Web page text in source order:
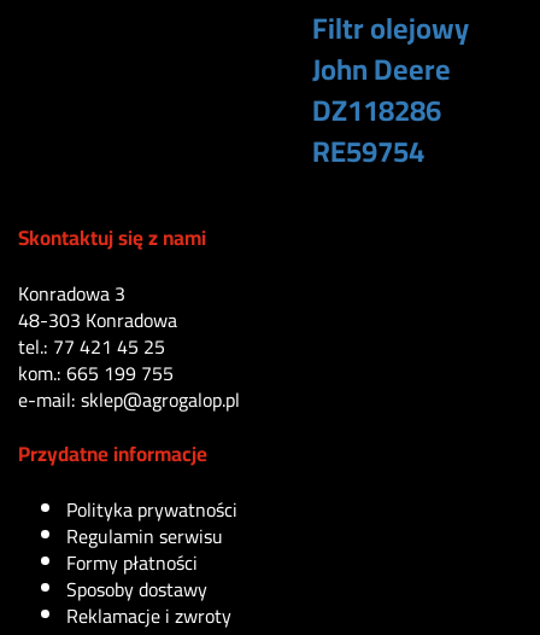
Filtr olejowy
John Deere
DZ118286
RE59754
Skontaktuj się z nami
Konradowa 3
48-303 Konradowa
tel.: 77 421 45 25
kom.: 665 199 755
e-mail: sklep@agrogalop.pl
Przydatne informacje
Polityka prywatności
Regulamin serwisu
Formy płatności
Sposoby dostawy
Reklamacje i zwroty